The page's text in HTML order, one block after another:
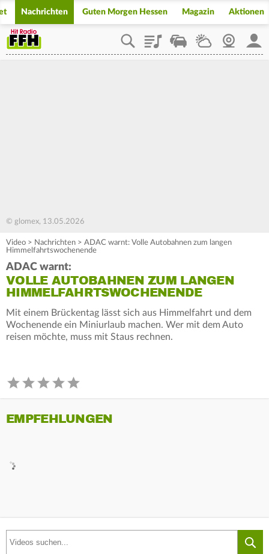
Nachrichten Guten Morgen Hessen Magazin Aktionen
PlaylistStaupilotWetterWebcam
© glomex, 13.05.2026
Video > Nachrichten > ADAC warnt: Volle Autobahnen zum langen
Himmelfahrtswochenende
ADAC warnt:
VOLLE AUTOBAHNEN ZUM LANGEN
HIMMELFAHRTSWOCHENENDE
Mit einem Brückentag lässt sich aus Himmelfahrt und dem
Wochenende ein Miniurlaub machen. Wer mit dem Auto
reisen möchte, muss mit Staus rechnen.
EMPFEHLUNGEN